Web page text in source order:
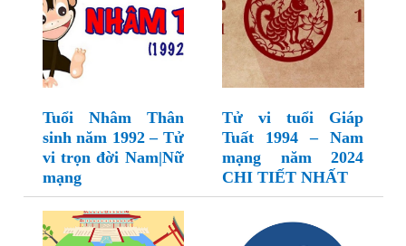
Tuổi Nhâm Thân
sinh năm 1992 – Tử
vi trọn đời Nam|Nữ
mạng
Tử vi tuổi Giáp
Tuất 1994 – Nam
mạng năm 2024
CHI TIẾT NHẤT